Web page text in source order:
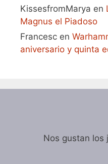
KissesfromMarya en
Magnus el Piadoso
Francesc en
aniversario y quinta
Nos gustan los